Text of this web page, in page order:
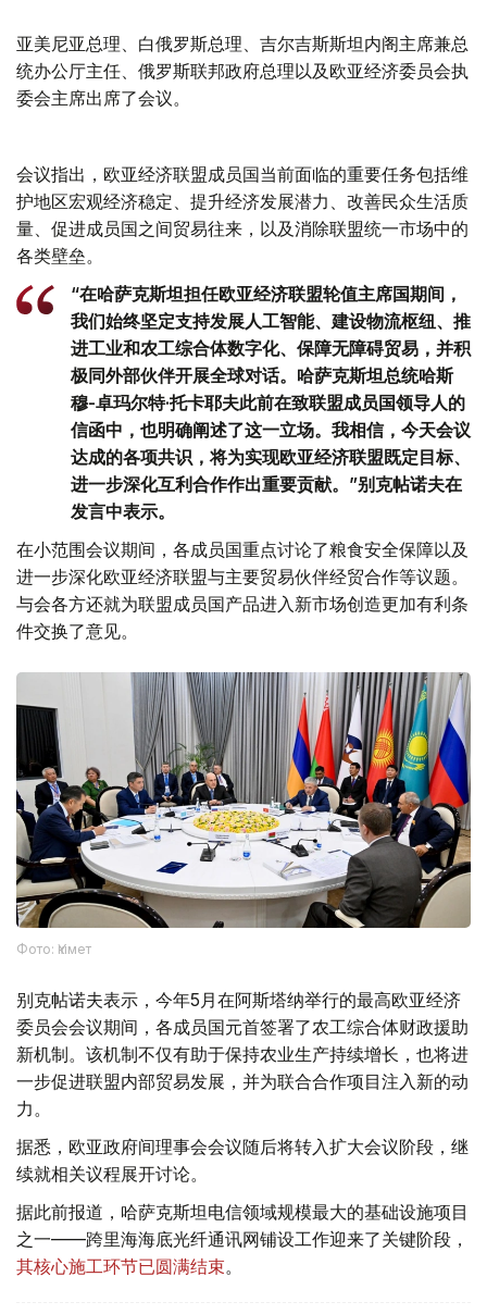
亚美尼亚总理、白俄罗斯总理、吉尔吉斯斯坦内阁主席兼总
统办公厅主任、俄罗斯联邦政府总理以及欧亚经济委员会执
委会主席出席了会议。
会议指出，欧亚经济联盟成员国当前面临的重要任务包括维
护地区宏观经济稳定、提升经济发展潜力、改善民众生活质
量、促进成员国之间贸易往来，以及消除联盟统一市场中的
各类壁垒。
“在哈萨克斯坦担任欧亚经济联盟轮值主席国期间，
我们始终坚定支持发展人工智能、建设物流枢纽、推
进工业和农工综合体数字化、保障无障碍贸易，并积
极同外部伙伴开展全球对话。哈萨克斯坦总统哈斯
穆-卓玛尔特·托卡耶夫此前在致联盟成员国领导人的
信函中，也明确阐述了这一立场。我相信，今天会议
达成的各项共识，将为实现欧亚经济联盟既定目标、
进一步深化互利合作作出重要贡献。”别克帖诺夫在
发言中表示。
在小范围会议期间，各成员国重点讨论了粮食安全保障以及
进一步深化欧亚经济联盟与主要贸易伙伴经贸合作等议题。
与会各方还就为联盟成员国产品进入新市场创造更加有利条
件交换了意见。
Фото: Үкімет
别克帖诺夫表示，今年5月在阿斯塔纳举行的最高欧亚经济
委员会会议期间，各成员国元首签署了农工综合体财政援助
新机制。该机制不仅有助于保持农业生产持续增长，也将进
一步促进联盟内部贸易发展，并为联合合作项目注入新的动
力。
据悉，欧亚政府间理事会会议随后将转入扩大会议阶段，继
续就相关议程展开讨论。
据此前报道，哈萨克斯坦电信领域规模最大的基础设施项目
之一——跨里海海底光纤通讯网铺设工作迎来了关键阶段，
其核心施工环节已圆满结束。